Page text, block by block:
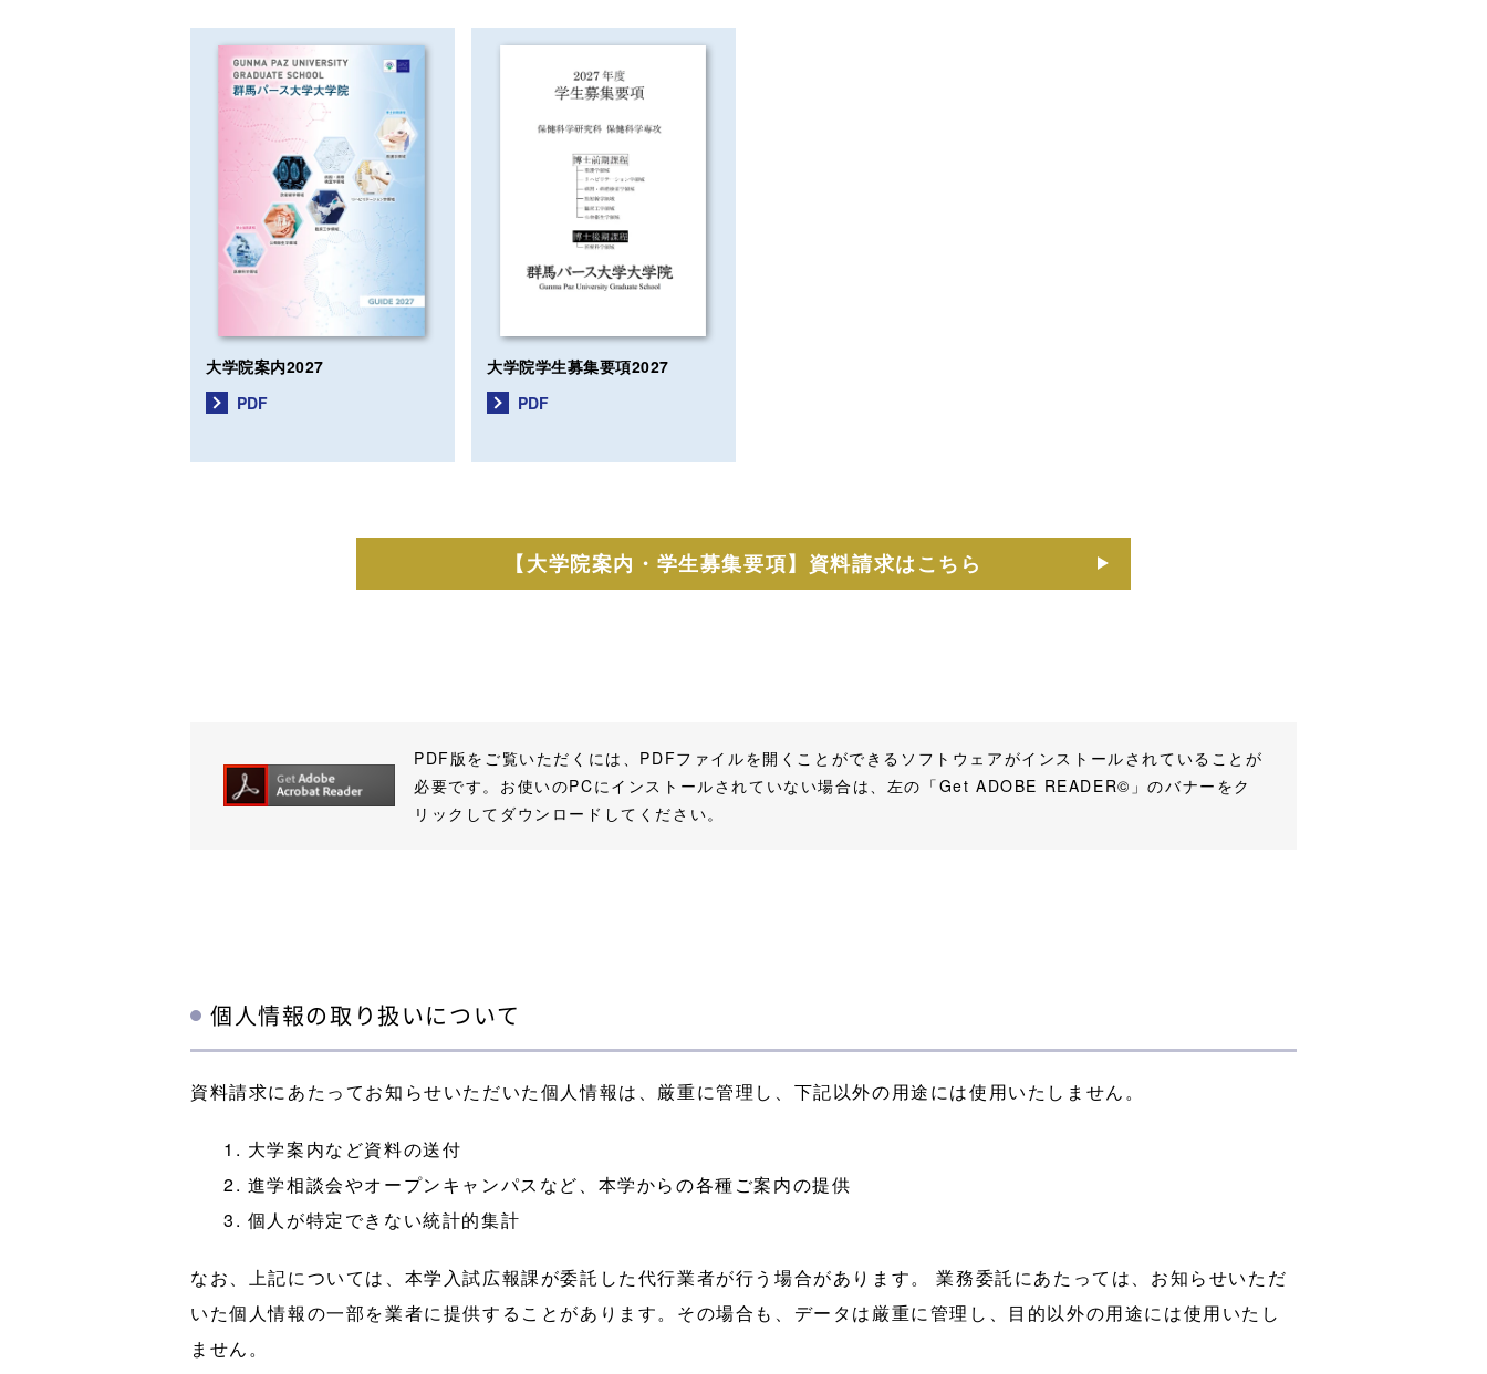
大学院案内2027
PDF
大学院学生募集要項2027
PDF
【大学院案内・学生募集要項】 資料請求はこちら
PDF版をご覧いただくには、PDFファイルを開くことができるソフトウェアがインストールされていることが
必要です。お使いのPCにインストールされていない場合は、左の「Get ADOBE READER©」のバナーをク
リックしてダウンロードしてください。
個人情報の取り扱いについて
資料請求にあたってお知らせいただいた個人情報は、厳重に管理し、下記以外の用途には使用いたしません。
1. 大学案内など資料の送付
2. 進学相談会やオープンキャンパスなど、本学からの各種ご案内の提供
3. 個人が特定できない統計的集計
なお、上記については、本学入試広報課が委託した代行業者が行う場合があります。 業務委託にあたっては、お知らせいただ
いた個人情報の一部を業者に提供することがあります。その場合も、データは厳重に管理し、目的以外の用途には使用いたし
ません。